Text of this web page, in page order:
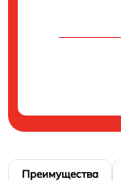
Преимущества